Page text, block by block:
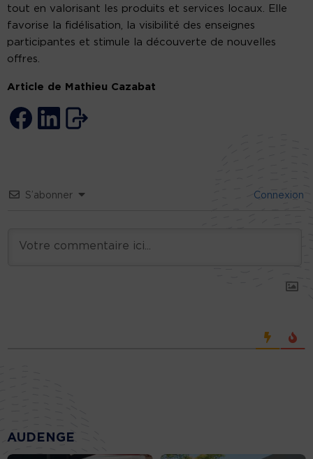
tout en valorisant les produits et services locaux. Elle
favorise la fidélisation, la visibilité des enseignes
participantes et stimule la découverte de nouvelles
offres.
Article de Mathieu Cazabat
S’abonner Connexion
AUDENGE